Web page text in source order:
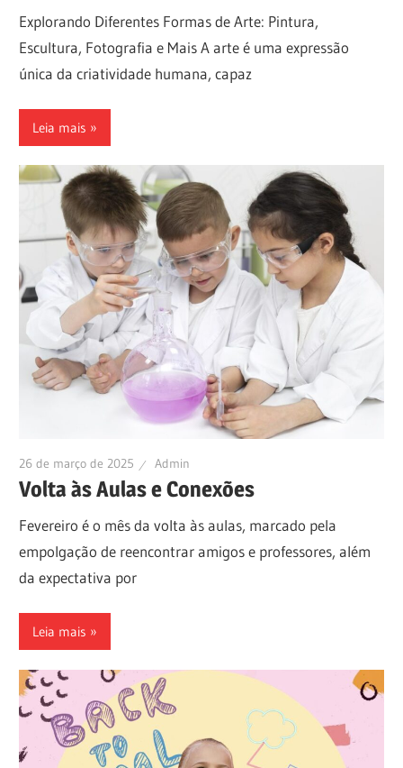
Explorando Diferentes Formas de Arte: Pintura,
Escultura, Fotografia e Mais A arte é uma expressão
única da criatividade humana, capaz
Leia mais
26 de março de 2025 Admin
Volta às Aulas e Conexões
Fevereiro é o mês da volta às aulas, marcado pela
empolgação de reencontrar amigos e professores, além
da expectativa por
Leia mais